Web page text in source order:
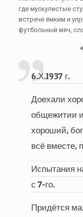
где мускулистые
встрече ёмким и
футбольный мяч,
6.Х.1937 г.
Доехали
общежитии
хороший,
всё вместе,
Испытания
с 7-го.
Придётся